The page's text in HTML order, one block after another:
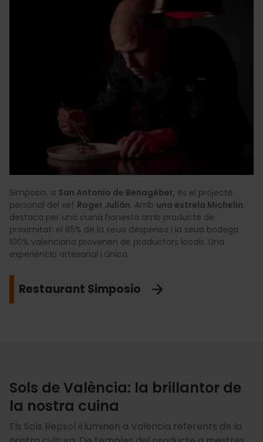
Simposio, a San Antonio de Benagéber, és el projecte
personal del xef Roger Julián. Amb una estrela Michelin,
destaca per una cuina honesta amb producte de
proximitat: el 85% de la seua despensa i la seua bodega
100% valenciana provenen de productors locals. Una
experiència artesanal i única.
Restaurant Simposio
Sols de València: la brillantor de
la nostra cuina
Els Sols Repsol il·luminen a València referents de la